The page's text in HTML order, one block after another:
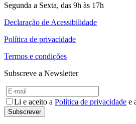
Segunda a Sexta, das 9h às 17h
Declaração de Acessibilidade
Política de privacidade
Termos e condições
Subscreve a Newsletter
Li e aceito a Política de privacidade e
Subscrever